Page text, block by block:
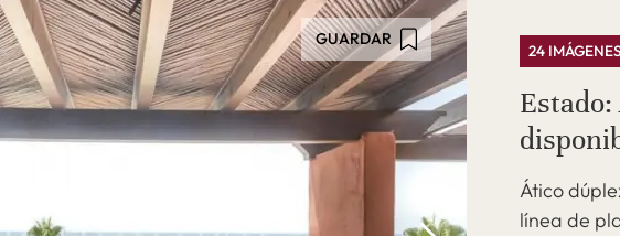
GUARDAR
24
Ático
línea de